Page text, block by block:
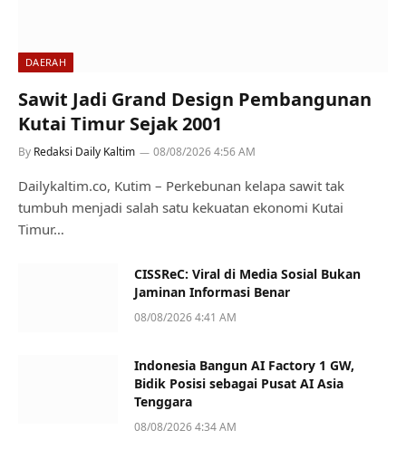
DAERAH
Sawit Jadi Grand Design Pembangunan
Kutai Timur Sejak 2001
By Redaksi Daily Kaltim 08/08/2026 4:56 AM
Dailykaltim.co, Kutim – Perkebunan kelapa sawit tak
tumbuh menjadi salah satu kekuatan ekonomi Kutai
Timur…
CISSReC: Viral di Media Sosial Bukan
Jaminan Informasi Benar
08/08/2026 4:41 AM
Indonesia Bangun AI Factory 1 GW,
Bidik Posisi sebagai Pusat AI Asia
Tenggara
08/08/2026 4:34 AM